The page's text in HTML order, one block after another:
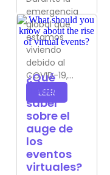
emergencia
global que
estamos
viviendo
debido al
COVID-19,...
LEER
¿Qué
debes
saber
sobre el
auge de
los
eventos
virtuales?